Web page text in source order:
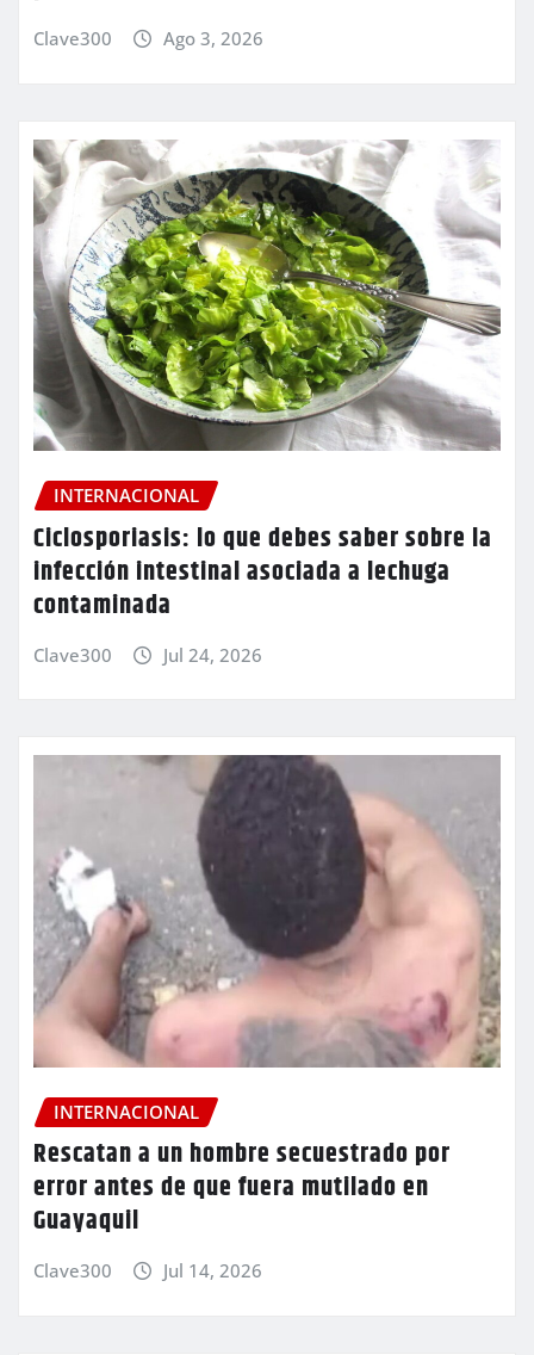
Clave300 Ago 3, 2026
INTERNACIONAL
Ciclosporiasis: lo que debes saber sobre la
infección intestinal asociada a lechuga
contaminada
Clave300 Jul 24, 2026
INTERNACIONAL
Rescatan a un hombre secuestrado por
error antes de que fuera mutilado en
Guayaquil
Clave300 Jul 14, 2026